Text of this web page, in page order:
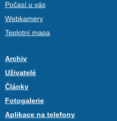
Počasí u vás
Webkamery
Teplotní mapa
Archiv
Uživatelé
Články
Fotogalerie
Aplikace na telefony